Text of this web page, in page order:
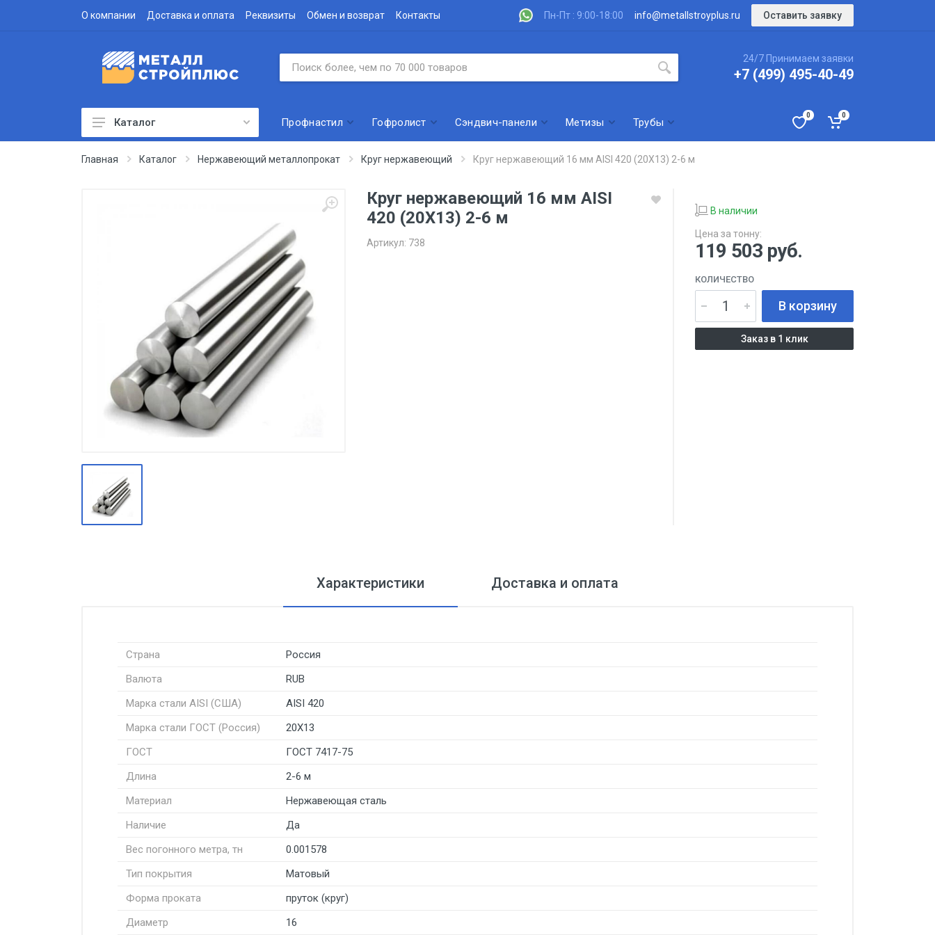
О компании Доставка и оплата Реквизиты Обмен и возврат Контакты Пн-Пт : 9:00-18:00 info@metallstroyplus.ru Оставить заявку
24/7 Принимаем заявки
+7 (499) 495-40-49
Профнастил
Производство
Штакетник
Черный металлопрокат
Нержавеющий металлопрокат
метизы
Оцинкованный металлопрокат
Запорная арматура
Каталог Профнастил Гофролист Сэндвич-панели Метизы Трубы
0 0
Главная Каталог Нержавеющий металлопрокат Круг нержавеющий Круг нержавеющий 16 мм AISI 420 (20Х13) 2-6 м
Круг нержавеющий 16 мм AISI
420 (20Х13) 2-6 м
Артикул: 738
В наличии
Цена за тонну:
119 503 руб.
КОЛИЧЕСТВО
В корзину
Заказ в 1 клик
Характеристики Доставка и оплата
Страна
Россия
Валюта
RUB
Марка стали AISI (США)
AISI 420
Марка стали ГОСТ (Россия)
20Х13
ГОСТ
ГОСТ 7417-75
Длина
2-6 м
Материал
Нержавеющая сталь
Наличие
Да
Вес погонного метра, тн
0.001578
Тип покрытия
Матовый
Форма проката
пруток (круг)
Диаметр
16